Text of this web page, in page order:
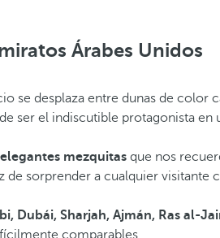
Árabes Unidos
se desplaza entre dunas de color
ser el indiscutible protagonista en
elegantes mezquitas que nos
de sorprender a cualquier visitante
Dubái, Sharjah, Ajmán, Ras al-
comparables.